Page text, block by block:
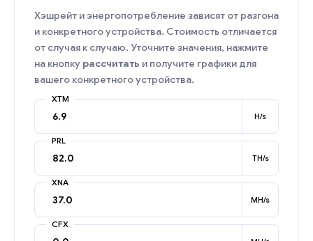
Хэшрейт и энергопотребление зависят от разгона
и конкретного устройства. Стоимость отличается
от случая к случаю. Уточните значения, нажмите
на кнопку рассчитать и получите графики для
вашего конкретного устройства.
XTM
H/s
PRL
TH/s
XNA
MH/s
CFX